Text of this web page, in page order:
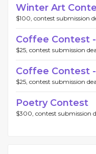
Winter Art
$100, contest submission
Coffee Contest
$25, contest submission
Coffee Contest
$25, contest submission
Poetry Contest
$300, contest submission